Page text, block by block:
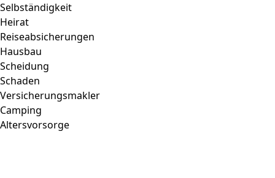
Selbständigkeit
Heirat
Reiseabsicherungen
Hausbau
Scheidung
Schaden
Versicherungsmakler
Camping
Altersvorsorge